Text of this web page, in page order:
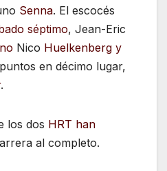
Senna. El escocés
séptimo, Jean-Eric
Nico Huelkenberg y
en décimo lugar,
.
los dos HRT han
al completo.